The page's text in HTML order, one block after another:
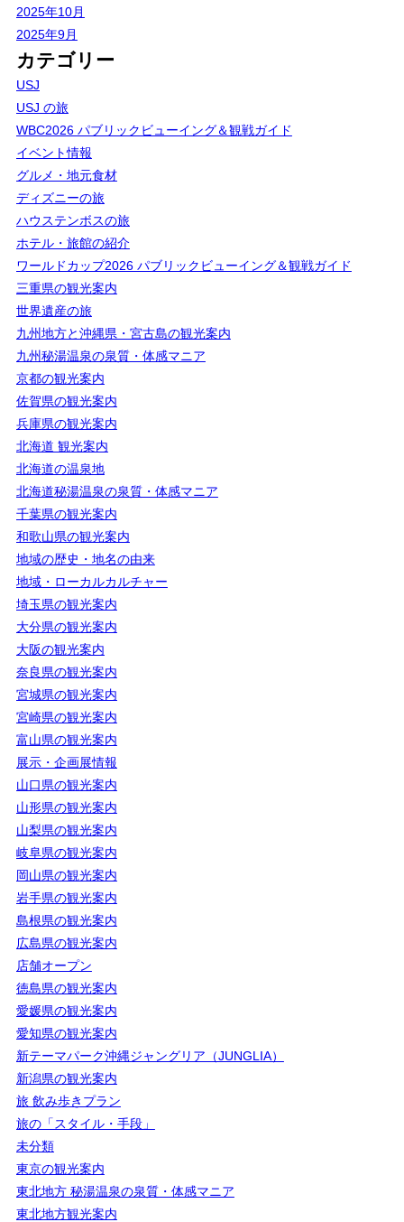
2025年10月
2025年9月
カテゴリー
USJ
USJ の旅
WBC2026 パブリックビューイング＆観戦ガイド
イベント情報
グルメ・地元食材
ディズニーの旅
ハウステンボスの旅
ホテル・旅館の紹介
ワールドカップ2026 パブリックビューイング＆観戦ガイド
三重県の観光案内
世界遺産の旅
九州地方と沖縄県・宮古島の観光案内
九州秘湯温泉の泉質・体感マニア
京都の観光案内
佐賀県の観光案内
兵庫県の観光案内
北海道 観光案内
北海道の温泉地
北海道秘湯温泉の泉質・体感マニア
千葉県の観光案内
和歌山県の観光案内
地域の歴史・地名の由来
地域・ローカルカルチャー
埼玉県の観光案内
大分県の観光案内
大阪の観光案内
奈良県の観光案内
宮城県の観光案内
宮崎県の観光案内
富山県の観光案内
展示・企画展情報
山口県の観光案内
山形県の観光案内
山梨県の観光案内
岐阜県の観光案内
岡山県の観光案内
岩手県の観光案内
島根県の観光案内
広島県の観光案内
店舗オープン
徳島県の観光案内
愛媛県の観光案内
愛知県の観光案内
新テーマパーク沖縄ジャングリア（JUNGLIA）
新潟県の観光案内
旅 飲み歩きプラン
旅の「スタイル・手段」
未分類
東京の観光案内
東北地方 秘湯温泉の泉質・体感マニア
東北地方観光案内